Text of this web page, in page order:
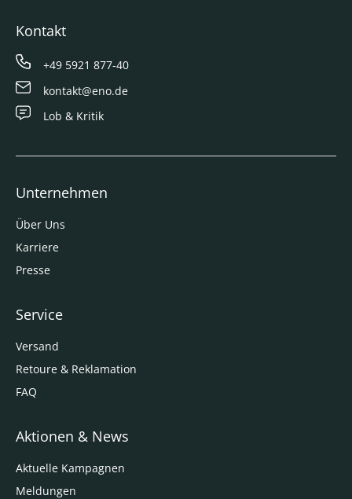
Kontakt
+49 5921 877-40
kontakt@eno.de
Lob & Kritik
Unternehmen
Über Uns
Karriere
Presse
Service
Versand
Retoure & Reklamation
FAQ
Aktionen & News
Aktuelle Kampagnen
Meldungen